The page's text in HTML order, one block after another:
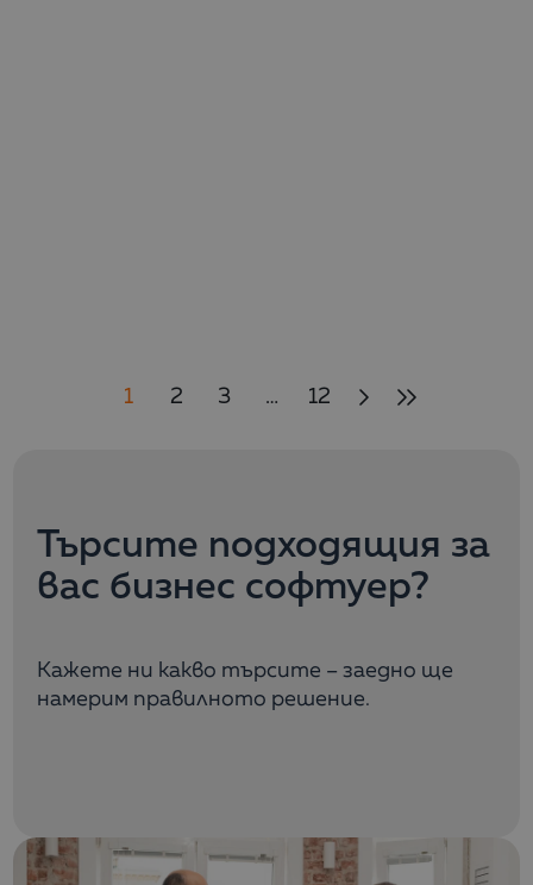
1 2 3 … 12
Търсите подходящия за
вас бизнес софтуер?
Кажете ни какво търсите – заедно ще
намерим правилното решение.